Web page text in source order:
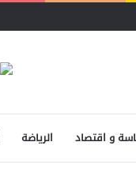
و اقتصاد الرياضة